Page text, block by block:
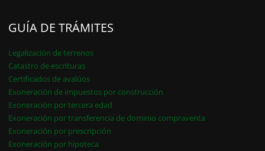
GUÍA DE TRÁMITES
Legalización de terrenos
Catastro de escrituras
Certificados de avalúos
Exoneración de impuestos por construcción
Exoneración por tercera edad
Exoneración por transferencia de dominio compraventa
Exoneración por prescripción
Exoneración por hipoteca